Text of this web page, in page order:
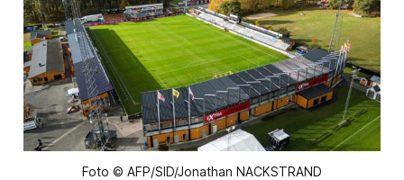
Foto © AFP/SID/Jonathan NACKSTRAND